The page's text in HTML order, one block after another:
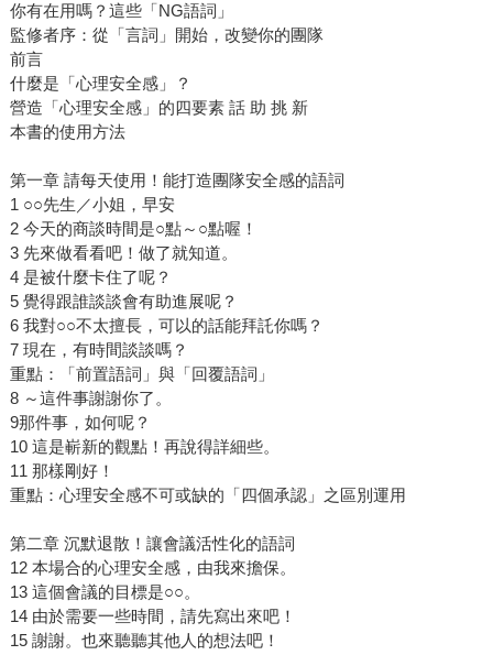
你有在用嗎？這些「NG語詞」
監修者序：從「言詞」開始，改變你的團隊
前言
什麼是「心理安全感」？
營造「心理安全感」的四要素 話 助 挑 新
本書的使用方法
第一章 請每天使用！能打造團隊安全感的語詞
1 ○○先生／小姐，早安
2 今天的商談時間是○點～○點喔！
3 先來做看看吧！做了就知道。
4 是被什麼卡住了呢？
5 覺得跟誰談談會有助進展呢？
6 我對○○不太擅長，可以的話能拜託你嗎？
7 現在，有時間談談嗎？
重點：「前置語詞」與「回覆語詞」
8 ～這件事謝謝你了。
9那件事，如何呢？
10 這是嶄新的觀點！再說得詳細些。
11 那樣剛好！
重點：心理安全感不可或缺的「四個承認」之區別運用
第二章 沉默退散！讓會議活性化的語詞
12 本場合的心理安全感，由我來擔保。
13 這個會議的目標是○○。
14 由於需要一些時間，請先寫出來吧！
15 謝謝。也來聽聽其他人的想法吧！